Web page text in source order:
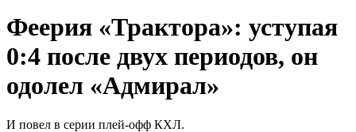
Феерия «Трактора»: уступая
0:4 после двух периодов, он
одолел «Адмирал»
И повел в серии плей-офф КХЛ.